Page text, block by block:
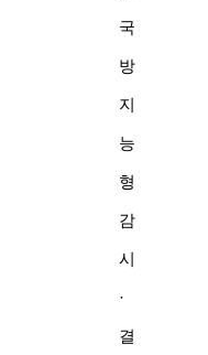
국
방
지
능
형
감
시
·
결